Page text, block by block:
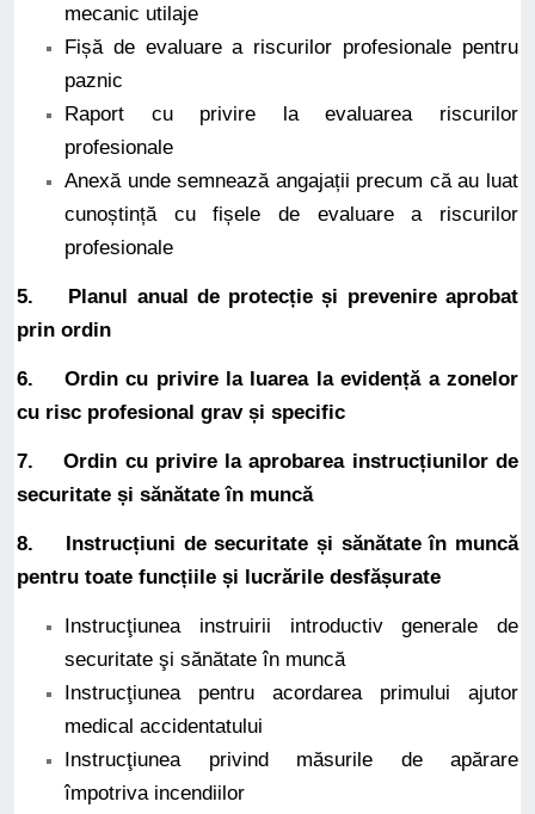
mecanic utilaje
Fișă de evaluare a riscurilor profesionale pentru
paznic
Raport cu privire la evaluarea riscurilor
profesionale
Anexă unde semnează angajații precum că au luat
cunoștință cu fișele de evaluare a riscurilor
profesionale
5. Planul anual de protecție și prevenire aprobat
prin ordin
6. Ordin cu privire la luarea la evidență a zonelor
cu risc profesional grav și specific
7. Ordin cu privire la aprobarea instrucțiunilor de
securitate și sănătate în muncă
8. Instrucțiuni de securitate și sănătate în muncă
pentru toate funcțiile și lucrările desfășurate
Instrucţiunea instruirii introductiv generale de
securitate şi sănătate în muncă
Instrucţiunea pentru acordarea primului ajutor
medical accidentatului
Instrucţiunea privind măsurile de apărare
împotriva incendiilor